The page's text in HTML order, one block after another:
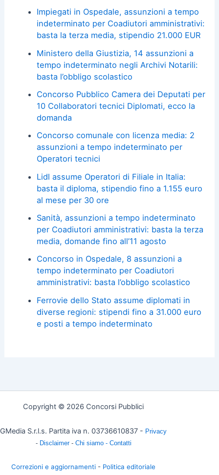
Impiegati in Ospedale, assunzioni a tempo
indeterminato per Coadiutori amministrativi:
basta la terza media, stipendio 21.000 EUR
Ministero della Giustizia, 14 assunzioni a
tempo indeterminato negli Archivi Notarili:
basta l’obbligo scolastico
Concorso Pubblico Camera dei Deputati per
10 Collaboratori tecnici Diplomati, ecco la
domanda
Concorso comunale con licenza media: 2
assunzioni a tempo indeterminato per
Operatori tecnici
Lidl assume Operatori di Filiale in Italia:
basta il diploma, stipendio fino a 1.155 euro
al mese per 30 ore
Sanità, assunzioni a tempo indeterminato
per Coadiutori amministrativi: basta la terza
media, domande fino all’11 agosto
Concorso in Ospedale, 8 assunzioni a
tempo indeterminato per Coadiutori
amministrativi: basta l’obbligo scolastico
Ferrovie dello Stato assume diplomati in
diverse regioni: stipendi fino a 31.000 euro
e posti a tempo indeterminato
Copyright © 2026 Concorsi Pubblici
GMedia S.r.l.s. Partita iva n. 03736610837 - Privacy
- Disclaimer - Chi siamo - Contatti
Correzioni e aggiornamenti - Politica editoriale